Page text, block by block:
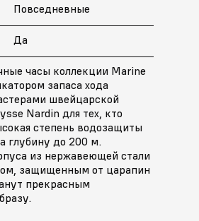
Повседневные
Да
часы коллекции Marine
запаса хода
швейцарской
Nardin для тех, кто
степень водозащиты
глубину до 200 м.
из нержавеющей стали
защищенным от царапин
прекрасным